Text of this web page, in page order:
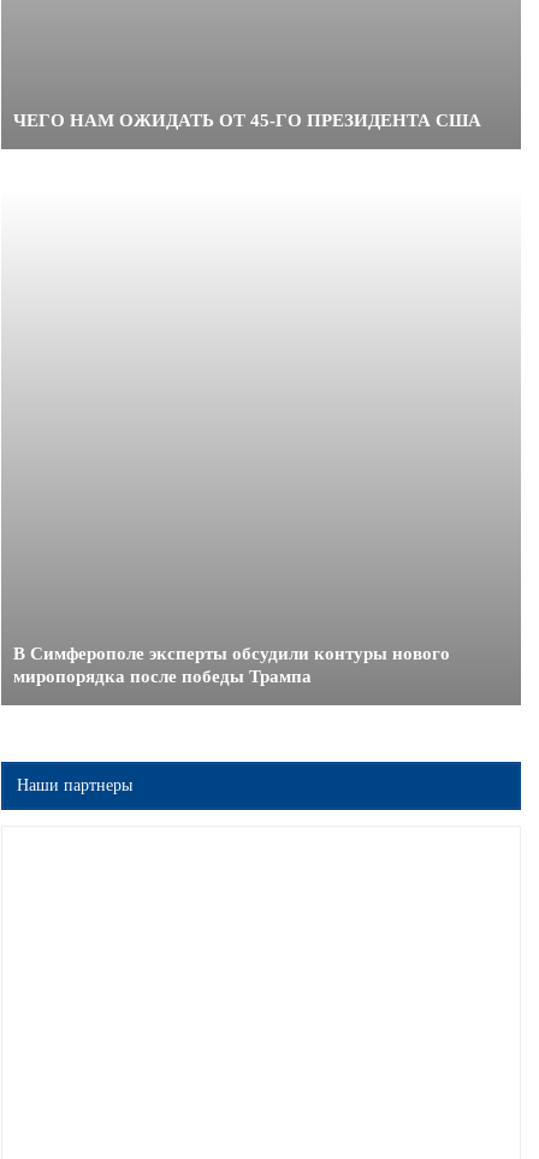
ЧЕГО НАМ ОЖИДАТЬ ОТ 45-ГО ПРЕЗИДЕНТА США
В Симферополе эксперты обсудили контуры нового
миропорядка после победы Трампа
Наши партнеры